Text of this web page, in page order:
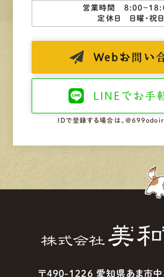
営業時間
定休日 日曜・祝日
Web お問い
LINEで お手
IDで登録する場合は、@699odoir
〒490-1226 愛知県あま市